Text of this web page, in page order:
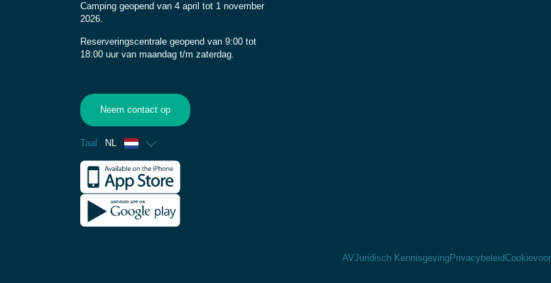
Camping geopend van 4 april tot 1 november
2026.
Reserveringscentrale geopend van 9:00 tot
18:00 uur van maandag t/m zaterdag.
Neem contact op
Taal NL
Frans
Engels
Spaans
AVJuridisch KennisgevingPrivacybeleid